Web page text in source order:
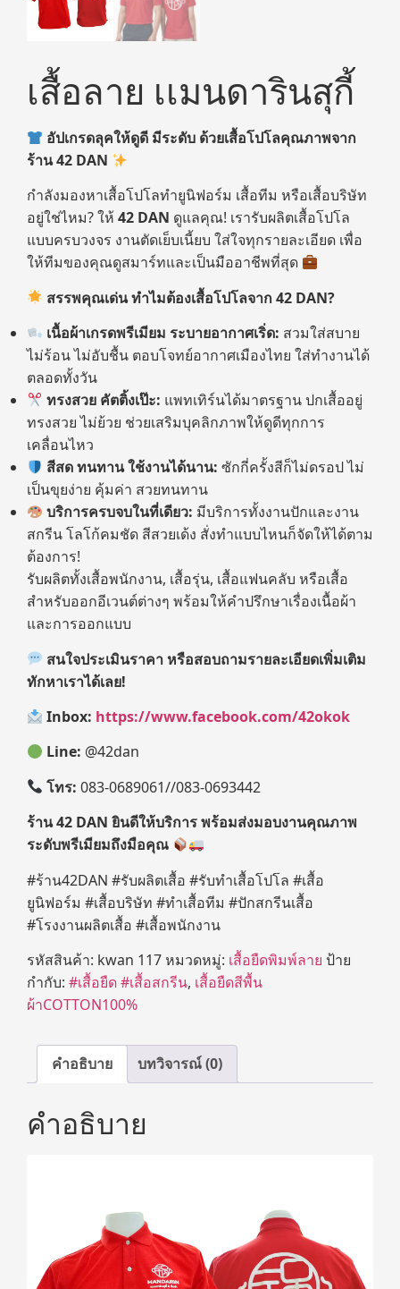
เสื้อลาย เเมนดารินสุกี้
อัปเกรดลุคให้ดูดี มีระดับ ด้วยเสื้อโปโลคุณภาพจาก
ร้าน42 DAN
กำลังมองหาเสื้อโปโลทำยูนิฟอร์ม เสื้อทีม หรือเสื้อบริษัท
อยู่ใช่ไหม? ให้42 DAN ดูแลคุณ! เรารับผลิตเสื้อโปโล
แบบครบวงจร งานตัดเย็บเนี้ยบ ใส่ใจทุกรายละเอียด เพื่อ
ให้ทีมของคุณดูสมาร์ทและเป็นมืออาชีพที่สุด
สรรพคุณเด่น ทำไมต้องเสื้อโปโลจาก42 DAN?
เนื้อผ้าเกรดพรีเมียม ระบายอากาศเริ่ด: สวมใส่สบาย
ไม่ร้อน ไม่อับชื้น ตอบโจทย์อากาศเมืองไทย ใส่ทำงานได้
ตลอดทั้งวัน
ทรงสวย คัตติ้งเป๊ะ: แพทเทิร์นได้มาตรฐาน ปกเสื้ออยู่
ทรงสวย ไม่ย้วย ช่วยเสริมบุคลิกภาพให้ดูดีทุกการ
เคลื่อนไหว
สีสด ทนทาน ใช้งานได้นาน: ซักกี่ครั้งสีก็ไม่ดรอป ไม่
เป็นขุยง่าย คุ้มค่า สวยทนทาน
บริการครบจบในที่เดียว: มีบริการทั้งงานปักและงาน
สกรีน โลโก้คมชัด สีสวยเด้ง สั่งทำแบบไหนก็จัดให้ได้ตาม
ต้องการ!
รับผลิตทั้งเสื้อพนักงาน, เสื้อรุ่น, เสื้อแฟนคลับ หรือเสื้อ
สำหรับออกอีเวนต์ต่างๆ พร้อมให้คำปรึกษาเรื่องเนื้อผ้า
และการออกแบบ
สนใจประเมินราคา หรือสอบถามรายละเอียดเพิ่มเติม
ทักหาเราได้เลย!
Inbox: https://www.facebook.com/42okok
Line: @42dan
โทร: 083-0689061//083-0693442
ร้าน42 DAN ยินดีให้บริการ พร้อมส่งมอบงานคุณภาพ
ระดับพรีเมียมถึงมือคุณ
#ร้าน42DAN #รับผลิตเสื้อ #รับทำเสื้อโปโล #เสื้อ
ยูนิฟอร์ม #เสื้อบริษัท #ทำเสื้อทีม #ปักสกรีนเสื้อ
#โรงงานผลิตเสื้อ #เสื้อพนักงาน
รหัสสินค้า: kwan 117หมวดหมู่: เสื้อยืดพิมพ์ลาย ป้าย
กำกับ: #เสื้อยืด #เสื้อสกรีน, เสื้อยืดสีพื้น
ผ้าCOTTON100%
คำอธิบาย บทวิจารณ์ (0)
คำอธิบาย